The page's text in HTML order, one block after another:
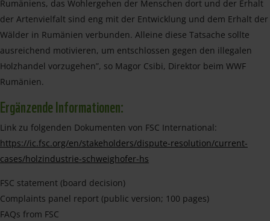
Rumäniens, das Wohlergehen der Menschen dort und der Erhalt
der Artenvielfalt sind eng mit der Entwicklung und dem Erhalt der
Wälder in Rumänien verbunden. Alleine diese Tatsache sollte
ausreichend motivieren, um entschlossen gegen den illegalen
Holzhandel vorzugehen”, so Magor Csibi, Direktor beim WWF
Rumänien.
Ergänzende Informationen:
Link zu folgenden Dokumenten von FSC International:
https://ic.fsc.org/en/stakeholders/dispute-resolution/current-
cases/holzindustrie-schweighofer-hs
FSC statement (board decision)
Complaints panel report (public version; 100 pages)
FAQs from FSC